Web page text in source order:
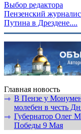
Выбор редактора
Пензенский
Путина в Дрездене....
Главная новость
⇾ В Пензе у
молебен в честь
⇾ Губернатор Олег
Победы 9 Мая